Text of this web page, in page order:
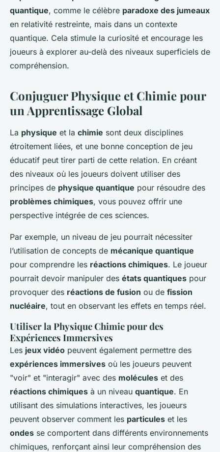
quantique, comme le célèbre paradoxe des jumeaux
en relativité restreinte, mais dans un contexte
quantique. Cela stimule la curiosité et encourage les
joueurs à explorer au-delà des niveaux superficiels de
compréhension.
Conjuguer Physique et Chimie pour
un Apprentissage Global
La physique et la chimie sont deux disciplines
étroitement liées, et une bonne conception de jeu
éducatif peut tirer parti de cette relation. En créant
des niveaux où les joueurs doivent utiliser des
principes de physique quantique pour résoudre des
problèmes chimiques, vous pouvez offrir une
perspective intégrée de ces sciences.
Par exemple, un niveau de jeu pourrait nécessiter
l’utilisation de concepts de mécanique quantique
pour comprendre les réactions chimiques. Le joueur
pourrait devoir manipuler des états quantiques pour
provoquer des réactions de fusion ou de fission
nucléaire, tout en observant les effets en temps réel.
Utiliser la Physique Chimie pour des
Expériences Immersives
Les jeux vidéo peuvent également permettre des
expériences immersives où les joueurs peuvent
"voir" et "interagir" avec des molécules et des
réactions chimiques à un niveau quantique. En
utilisant des simulations interactives, les joueurs
peuvent observer comment les particules et les
ondes se comportent dans différents environnements
chimiques, renforçant ainsi leur compréhension des